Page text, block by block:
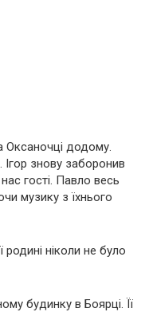
Оксаночці додому.
знову заборонив
гості. Павло весь
музику з їхнього
родині ніколи не було
будинку в Боярці. Її